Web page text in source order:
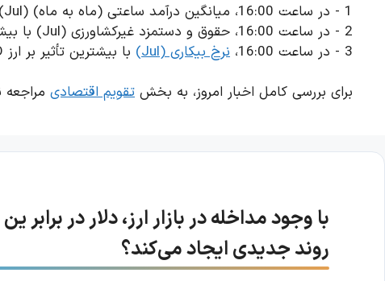
1 - در ساعت 16:00، میانگین درآمد ساعتی (ماه به ماه) (Jul) با بیشترین تأثیر بر ارز USD
2 - در ساعت 16:00، حقوق و دستمزد غیرکشاورزی (Jul) با بیشترین تأثیر بر ارز USD
3 - در ساعت 16:00،
نرخ بیکاری (Jul)
با بیشترین تأثیر بر ارز USD
برای بررسی کامل اخبار امروز، به بخش تقویم اقتصادی مراجعه
روند جدیدی ایجاد می‌کند؟